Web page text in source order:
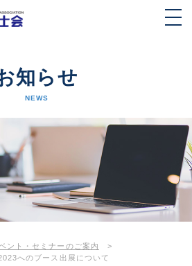
知らせ
NEWS
ント・セミナーのご案内
>
へのブース出展について